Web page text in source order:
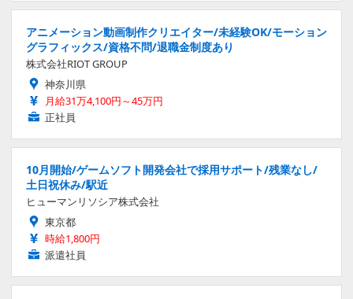
アニメーション動画制作クリエイター/未経験OK/モーション
グラフィックス/資格不問/退職金制度あり
株式会社RIOT GROUP
神奈川県
月給31万4,100円～45万円
正社員
10月開始/ゲームソフト開発会社で採用サポート/残業なし/
土日祝休み/駅近
ヒューマンリソシア株式会社
東京都
時給1,800円
派遣社員